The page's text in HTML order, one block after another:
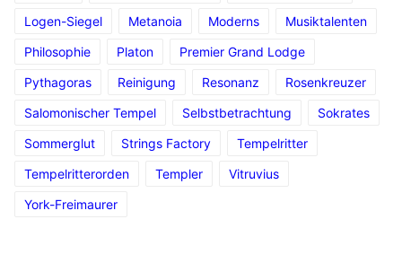
Logen-Siegel
Metanoia Moderns
Musiktalenten
Philosophie
Platon
Premier Grand Lodge
Pythagoras
Reinigung Resonanz
Rosenkreuzer
Salomonischer Tempel
Selbstbetrachtung
Sokrates
Sommerglut
Strings Factory
Tempelritter
Tempelritterorden
Templer
Vitruvius
York-Freimaurer